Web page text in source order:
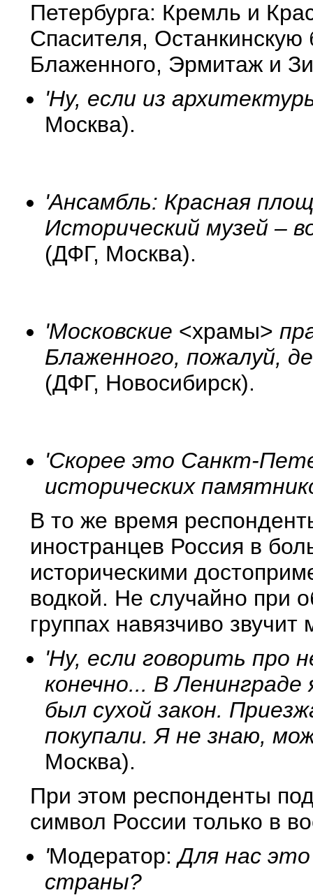
Петербурга: Кремль и
Спасителя,
Блаженного, Эрмитаж и
'Ну, если из
Москва).
'Ансамбль: Красная
Исторический музей –
(ДФГ, Москва).
'Московские <храмы>
Блаженного, пожалуй,
(ДФГ, Новосибирск).
'Скорее это Санкт-
исторических
В то же время
иностранцев Россия в
историческими
водкой. Не случайно при
группах навязчиво
'Ну, если говорить про
конечно... В
был сухой закон.
покупали. Я не знаю,
Москва).
При этом респонденты
символ России только в
'Модератор: Для нас
страны?